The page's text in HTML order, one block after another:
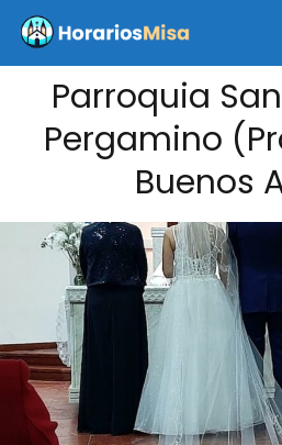
Parroquia
Pergamino
Buenos